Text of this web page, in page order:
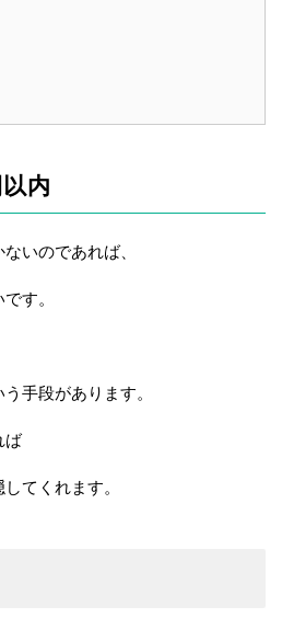
内
いのであれば、
す。
う手段があります。
ば
てくれます。